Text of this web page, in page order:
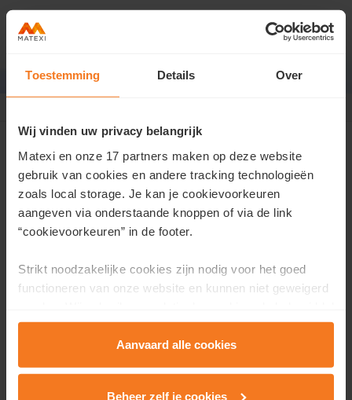
Toestemming Details Over
Wij vinden uw privacy belangrijk
Matexi en onze 17 partners maken op deze website
gebruik van cookies en andere tracking technologieën
zoals local storage. Je kan je cookievoorkeuren
aangeven via onderstaande knoppen of via de link
“cookievoorkeuren” in de footer.
Strikt noodzakelijke cookies zijn nodig voor het goed
functioneren van onze website en kunnen niet geweigerd
om onze website en dienstverlening te verbeteren.
Functionele cookies zorgen ervoor dat je de embedded
video’s van Vimeo kan afspelen en locaties via Google
Aanvaard alle cookies
Beheer zelf je cookies
Permanentie op dinsdag
Je bent op dinsdag van harte welkom om te komen
kijken in onze nieuwe buurt in Grimbergen. We
ontvangen jou graag tussen 15u en 17u in de
kijkwoning.
doorheen de buurt en het woonaanbod.